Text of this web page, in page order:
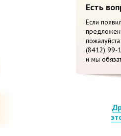
Есть
Если
(8412) 99-
и мы